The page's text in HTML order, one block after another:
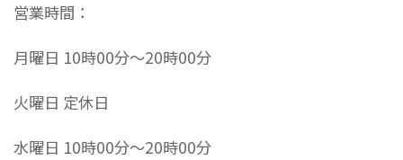
営業時間：
月曜日 10時00分～20時00分
火曜日 定休日
水曜日 10時00分～20時00分